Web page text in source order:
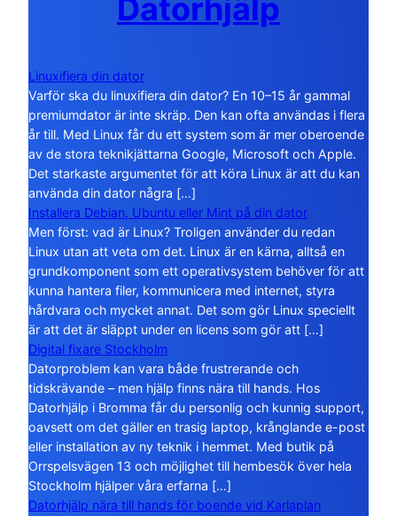
Datorhjälp
Linuxifiera din dator
Varför ska du linuxifiera din dator? En 10–15 år gammal
premiumdator är inte skräp. Den kan ofta användas i flera
år till. Med Linux får du ett system som är mer oberoende
av de stora teknikjättarna Google, Microsoft och Apple.
Det starkaste argumentet för att köra Linux är att du kan
använda din dator några […]
Installera Debian, Ubuntu eller Mint på din dator
Men först: vad är Linux? Troligen använder du redan
Linux utan att veta om det. Linux är en kärna, alltså en
grundkomponent som ett operativsystem behöver för att
kunna hantera filer, kommunicera med internet, styra
hårdvara och mycket annat. Det som gör Linux speciellt
är att det är släppt under en licens som gör att […]
Digital fixare Stockholm
Datorproblem kan vara både frustrerande och
tidskrävande – men hjälp finns nära till hands. Hos
Datorhjälp i Bromma får du personlig och kunnig support,
oavsett om det gäller en trasig laptop, krånglande e-post
eller installation av ny teknik i hemmet. Med butik på
Orrspelsvägen 13 och möjlighet till hembesök över hela
Stockholm hjälper våra erfarna […]
Datorhjälp nära till hands för boende vid Karlaplan